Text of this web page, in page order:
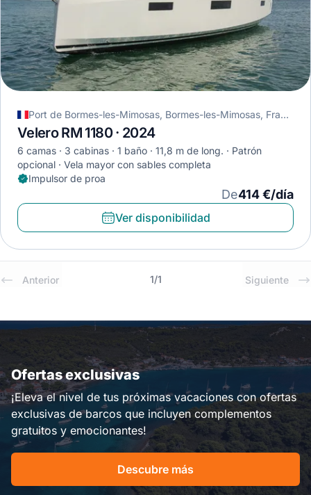
Port de Bormes-les-Mimosas, Bormes-les-Mimosas, Francia
Velero RM 1180 · 2024
6 camas 3 cabinas 1 baño 11,8 m de long.
Patrón
opcional
Vela mayor con sables completa
Impulsor de proa
De414 €/día
Ver disponibilidad
Anterior 1/1 Siguiente
Ofertas exclusivas
¡Eleva el nivel de tus próximas vacaciones con ofertas
exclusivas de barcos que incluyen complementos
gratuitos y emocionantes!
Descubre más